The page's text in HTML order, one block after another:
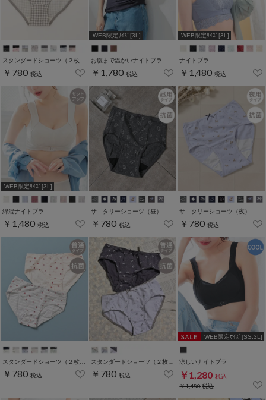
￥780 税込
WEB限定ｻｲｽﾞ[3L]
お腹まで温かいナイトブラ
￥1,780 税込
WEB限定ｻｲｽﾞ[3L]
ナイトブラ
￥1,480 税込
WEB限定ｻｲｽﾞ[3L]
綿混ナイトブラ
￥1,480 税込
サニタリーショーツ（昼）
￥780 税込
サニタリーショーツ（夜）
￥780 税込
￥780 税込 ￥780 税込
WEB限定ｻｲｽﾞ[SS,3L]
涼しいナイトブラ
￥1,280 税込
￥1,480税込